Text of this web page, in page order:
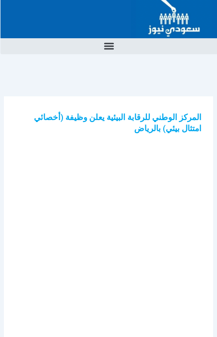
المحتوى
المركز الوطني للرقابة البيئية يعلن وظيفة (أخصائي
امتثال بيئي) بالرياض